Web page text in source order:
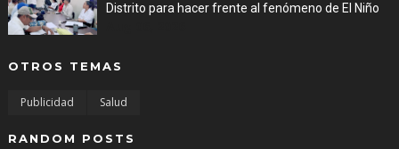
Distrito para hacer frente al fenómeno de El Niño
OTROS TEMAS
Publicidad Salud
RANDOM POSTS